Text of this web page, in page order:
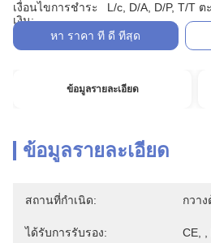
เงื่อนไขการชำระ
เงิน:
L/c, D/A, D/P, T/T
หา ราคา ที่ ดี ที่สุด
ข้อมูลรายละเอียด
ข้อมูลรายละเอียด
สถานที่กำเนิด: กวา
ได้รับการรับรอง: CE, ,